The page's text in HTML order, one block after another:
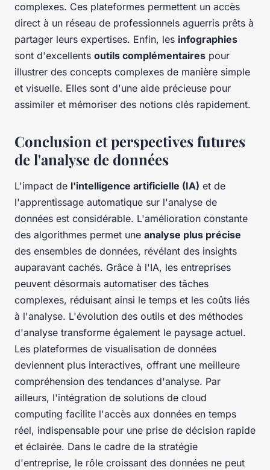
complexes. Ces plateformes permettent un accès
direct à un réseau de professionnels aguerris prêts à
partager leurs expertises. Enfin, les infographies
sont d'excellents outils complémentaires pour
illustrer des concepts complexes de manière simple
et visuelle. Elles sont d'une aide précieuse pour
assimiler et mémoriser des notions clés rapidement.
Conclusion et perspectives futures
de l'analyse de données
L'impact de l'intelligence artificielle (IA) et de
l'apprentissage automatique sur l'analyse de
données est considérable. L'amélioration constante
des algorithmes permet une analyse plus précise
des ensembles de données, révélant des insights
auparavant cachés. Grâce à l'IA, les entreprises
peuvent désormais automatiser des tâches
complexes, réduisant ainsi le temps et les coûts liés
à l'analyse. L'évolution des outils et des méthodes
d'analyse transforme également le paysage actuel.
Les plateformes de visualisation de données
deviennent plus interactives, offrant une meilleure
compréhension des tendances d'analyse. Par
ailleurs, l'intégration de solutions de cloud
computing facilite l'accès aux données en temps
réel, indispensable pour une prise de décision rapide
et éclairée. Dans le cadre de la stratégie
d'entreprise, le rôle croissant des données ne peut